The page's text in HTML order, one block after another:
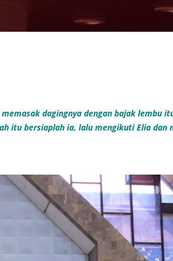
dagingnya dengan bajak lembu
itu bersiaplah ia, lalu mengikuti Elia dan